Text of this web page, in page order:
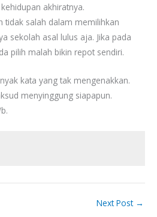
akhiratnya.
tidak salah dalam memilihkan
sekolah asal lulus aja. Jika pada
pilih malah bikin repot sendiri.
kata yang tak mengenakkan.
menyinggung siapapun.
Next Post →